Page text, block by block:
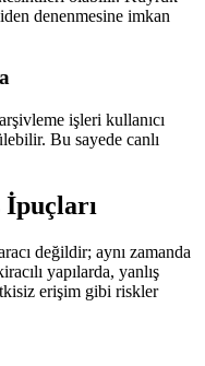
denenmesine imkan
işleri kullanıcı
Bu sayede canlı
değildir; aynı zamanda
yapılarda, yanlış
erişim gibi riskler